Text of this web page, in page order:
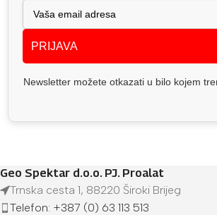
PRIJAVA
Newsletter možete otkazati u bilo kojem
Geo Spektar d.o.o. PJ. Proalat
Trnska cesta 1, 88220 Široki Brijeg
Telefon: +387 (0) 63 113 513